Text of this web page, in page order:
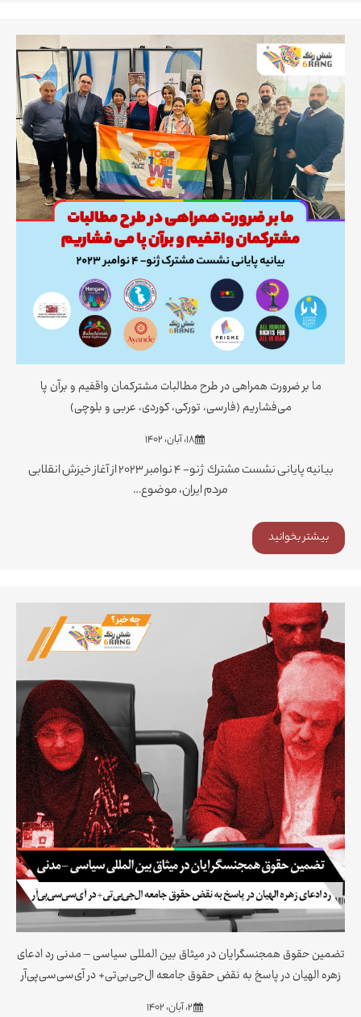
ما بر ضرورت همراهی در طرح مطالبات مشترکمان واقفیم و برآن پا
می‌فشاریم (فارسی، تورکی، کوردی، عربی و بلوچی)
۱۸، آبان، ۱۴۰۲
بیانیه پایانی نشست مشترك ژنو- ۴ نوامبر ۲۰۲۳ از آغاز خیزش انقلابی
مردم ایران، موضوع…
بیشتر بخوانید
تضمین حقوق همجنسگرایان در میثاق بین المللی سیاسی – مدنی رد ادعای
زهره الهیان در پاسخ به نقض حقوق جامعه ال‌جی‌بی‌تی+ در آی‌سی‌سی‌پی‌آر
۲، آبان، ۱۴۰۲